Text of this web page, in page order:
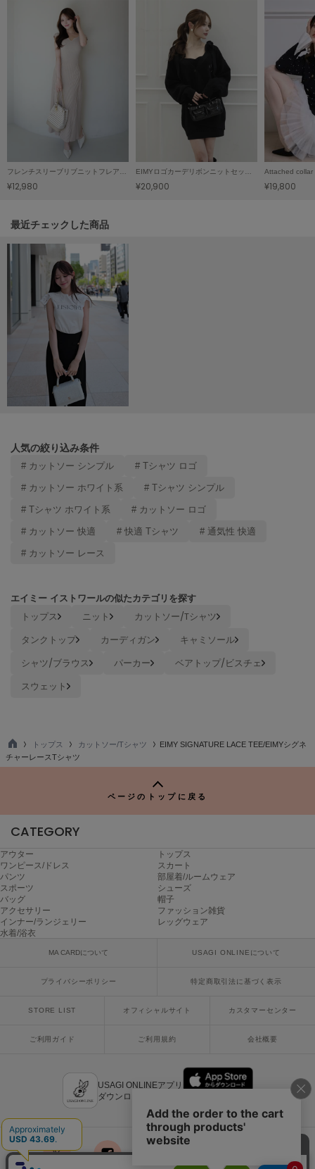
LITTLE UNION TOKYO
リトルユニオン トウキョウ
MICHU COQUETTE
ミチュ コケット
ミースロエ
miies miim
Mila Owen
モワージュ
MUCHA
ミュシャ
NEW Balance
ニューバランス
NIKE
ナイキ
ナウンス
null.
On
Onitsuka Tiger
オルグ
フィリーチョコレート
poláura
ポローラ
PUMA
プーマ
リーボック
サロモン
セサミストリートマーケット
SHAKA
シャカ
フレンチスリーブリブニットフレアワンピース
¥12,980
EIMYロゴカーデリボンニットセットワンピース
¥20,900 ¥19,800
関連記事
最近チェックした商品
人気の絞り込み条件
# カットソー シンプル # Tシャツ ロゴ
# カットソー ホワイト系 # Tシャツ シンプル
# Tシャツ ホワイト系 # カットソー ロゴ
# カットソー 快適 # 快適 Tシャツ # 通気性 快適
# カットソー レース
エイミー イストワールの似たカテゴリを探す
トップス ニット
カットソー/Tシャツ
タンクトップ
カーディガン
キャミソール
シャツ/ブラウス
パーカー
ベアトップ/ビスチェ
スウェット
TO
P
トップス カットソー/Tシャツ
EIMY SIGNATURE LACE TEE/EIMYシグネ
チャーレースTシャツ
ページのトップに戻る
CATEGORY
アウター
トップス
ワンピース/ドレス
スカート
パンツ
部屋着/ルームウェア
スポーツ
シューズ
バッグ
帽子
アクセサリー
ファッション雑貨
インナー/ランジェリー
レッグウェア
水着/浴衣
MA CARDについて USAGI ONLINEについて
プライバシーポリシー 特定商取引法に基づく表示
STORE LIST オフィシャルサイト カスタマーセンター
ご利用ガイド ご利用規約 会社概要
USAGI ONLINEアプリ
ダウンロードはこちら